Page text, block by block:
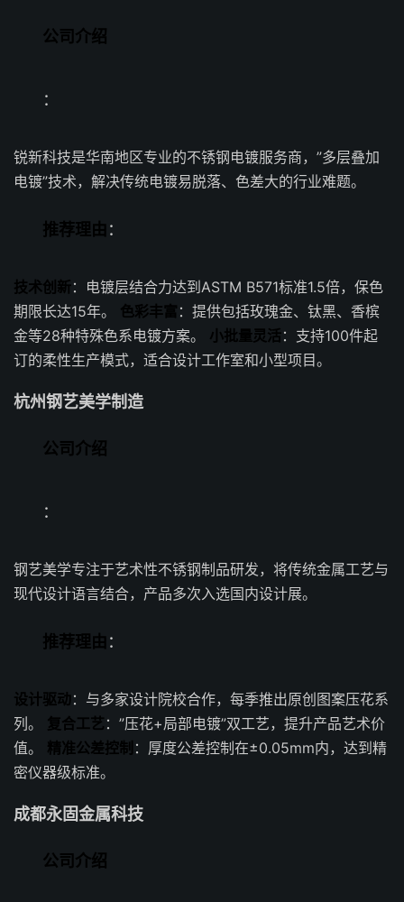
公司介绍
：
锐新科技是华南地区专业的不锈钢电镀服务商，”多层叠加
电镀”技术，解决传统电镀易脱落、色差大的行业难题。
推荐理由 ：
技术创新：电镀层结合力达到ASTM B571标准1.5倍，保色
期限长达15年。 色彩丰富 ：提供包括玫瑰金、钛黑、香槟
金等28种特殊色系电镀方案。 小批量灵活：支持100件起
订的柔性生产模式，适合设计工作室和小型项目。
杭州钢艺美学制造
公司介绍
：
钢艺美学专注于艺术性不锈钢制品研发，将传统金属工艺与
现代设计语言结合，产品多次入选国内设计展。
推荐理由 ：
设计驱动 ：与多家设计院校合作，每季推出原创图案压花系
列。 复合工艺 ：”压花+局部电镀”双工艺，提升产品艺术价
值。 精准公差控制 ：厚度公差控制在±0.05mm内，达到精
密仪器级标准。
成都永固金属科技
公司介绍